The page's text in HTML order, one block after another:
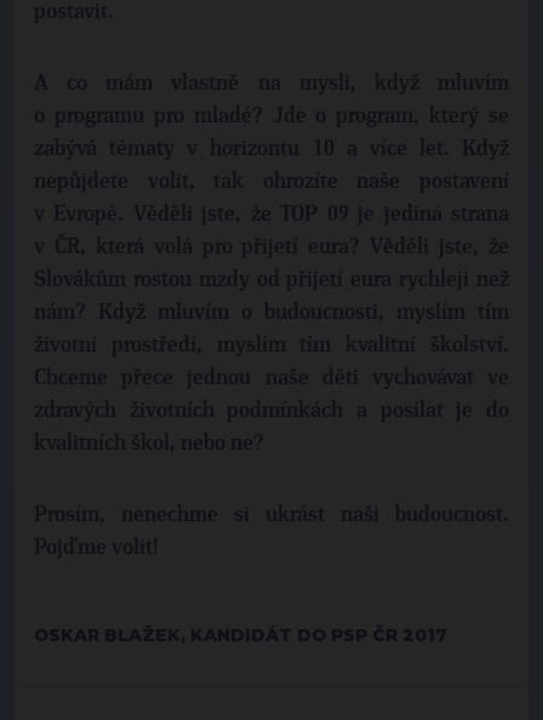
postavit.
A co mám vlastně na mysli, když mluvím
o programu pro mladé? Jde o program, který se
zabývá tématy v horizontu 10 a více let. Když
nepůjdete volit, tak ohrozíte naše postavení
v Evropě. Věděli jste, že TOP 09 je jediná strana
v ČR, která volá pro přijetí eura? Věděli jste, že
Slovákům rostou mzdy od přijetí eura rychleji než
nám? Když mluvím o budoucnosti, myslím tím
životní prostředí, myslím tím kvalitní školství.
Chceme přece jednou naše děti vychovávat ve
zdravých životních podmínkách a posílat je do
kvalitních škol, nebo ne?
Prosím, nenechme si ukrást naši budoucnost.
Pojďme volit!
OSKAR BLAŽEK, KANDIDÁT DO PSP ČR 2017